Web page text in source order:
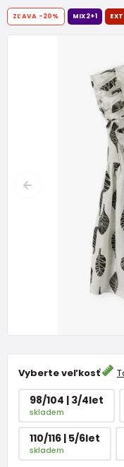
Vyberte veľkosť
98/104 | 3/4let
skladem
110/116 | 5/6let
skladem
ZĽAVA -20% MIX2+1